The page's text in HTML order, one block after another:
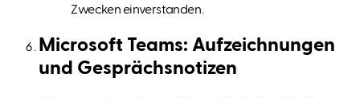
Zwecken einverstanden.
Microsoft Teams: Aufzeichnungen
und Gesprächsnotizen